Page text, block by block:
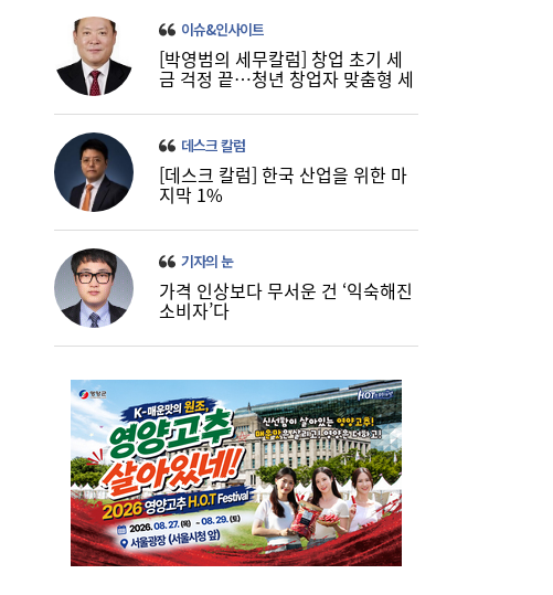
15:31
[보험·카드사 풍향계] 교보생명, 유병자 건강
보험 패러다임 바꾼다 外
이슈&인사이트
[박영범의 세무칼럼] 창업 초기 세
금 걱정 끝…청년 창업자 맞춤형 세
데스크 칼럼
[데스크 칼럼] 한국 산업을 위한 마
지막 1%
기자의 눈
가격 인상보다 무서운 건 ‘익숙해진
소비자’다